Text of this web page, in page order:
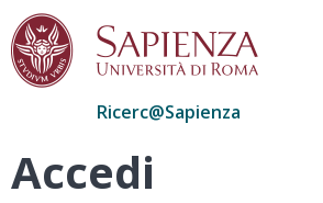
Salta
Ricerc@Sapienza
Accedi